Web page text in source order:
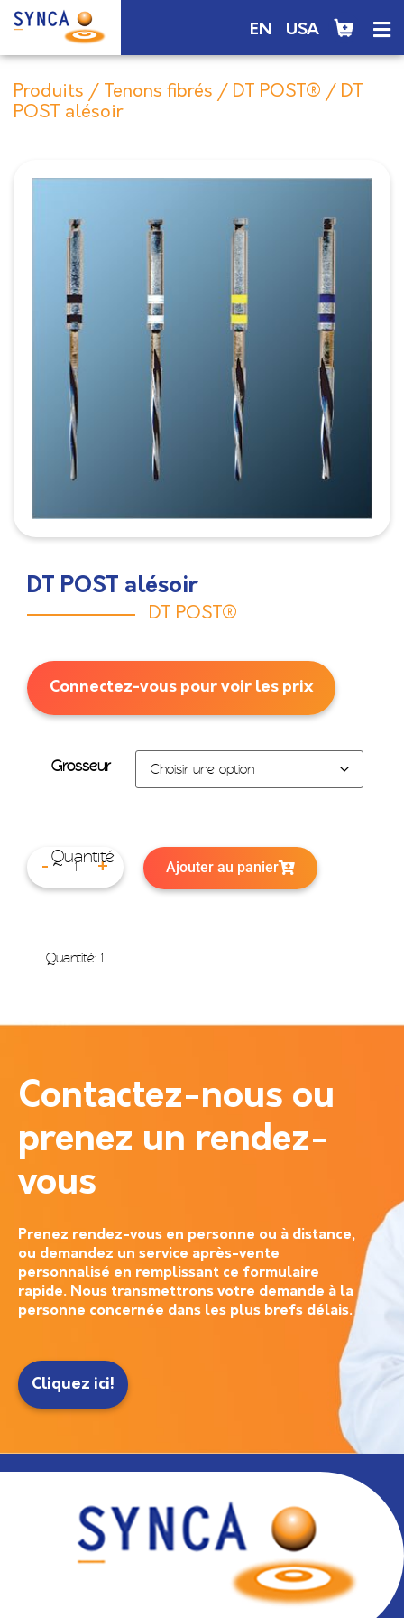
EN USA
Produits / Tenons fibrés / DT POST® / DT
POST alésoir
DT POST alésoir
DT POST®
Connectez-vous pour voir les prix
Grosseur
- + Ajouter au panier
Quantité: 1
Contactez-nous ou
prenez un rendez-
vous
Prenez rendez-vous en personne ou à distance,
ou demandez un service après-vente
personnalisé en remplissant ce formulaire
rapide. Nous transmettrons votre demande à la
personne concernée dans les plus brefs délais.
Cliquez ici!